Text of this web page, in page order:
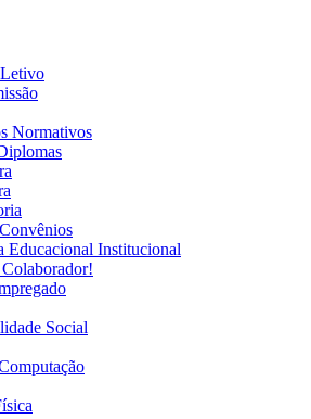
Normativos
Educacional Institucional
Social